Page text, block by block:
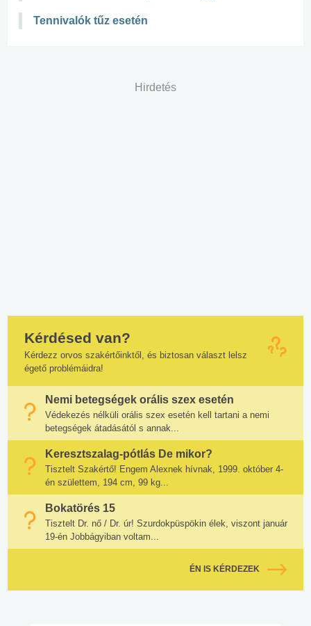
Tennivalók tűz esetén
Hirdetés
Kérdésed van?
Kérdezz orvos szakértőinktől, és biztosan választ lelsz
égető problémáidra!
Nemi betegségek orális szex esetén
Védekezés nélküli orális szex esetén kell tartani a nemi
betegségek átadásától s annak...
Keresztszalag-pótlás De mikor?
Tisztelt Szakértő! Engem Alexnek hívnak, 1999. október 4-
én születtem, 194 cm, 99 kg...
Bokatörés 15
Tisztelt Dr. nő / Dr. úr! Szurdokpüspökin élek, viszont január
19-én Jobbágyiban voltam...
ÉN IS KÉRDEZEK